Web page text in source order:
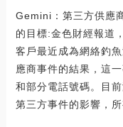
Gemini：第三方供應
的目標:金色財經報道
客戶最近成為網絡釣
應商事件的結果，這
和部分電話號碼。目
第三方事件的影響，